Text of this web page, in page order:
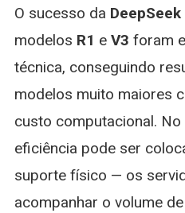
agêntica
O sucesso da DeepSeek
modelos R1 e V3 foram
técnica, conseguindo
modelos muito maiores
custo computacional.
eficiência pode ser
suporte físico — os
acompanhar o volume